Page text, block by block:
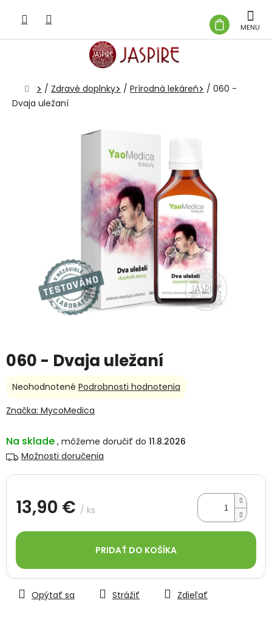
obsah
KOŠÍK
Domov
/ Zdravé doplnky / Prírodná lekáreň / 060 -
Dvaja uležaní
060 - Dvaja uležaní
Na sklade
11.8.2026
Možnosti doručenia
13,90 € / ks
cena:
PRIDAŤ DO KOŠÍKA
Opýtať sa Strážiť Zdieľať
Priemerné
produktu
z
5
Neohodnotené Podrobnosti hodnotenia
Značka: MycoMedica